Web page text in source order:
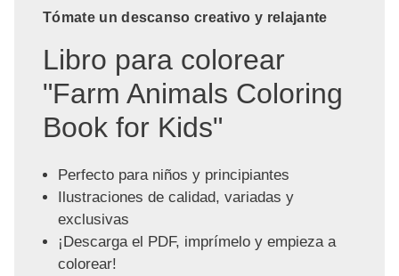
Tómate un descanso creativo y relajante
Libro para colorear
"Farm Animals Coloring
Book for Kids"
Perfecto para niños y principiantes
Ilustraciones de calidad, variadas y
exclusivas
¡Descarga el PDF, imprímelo y empieza a
colorear!